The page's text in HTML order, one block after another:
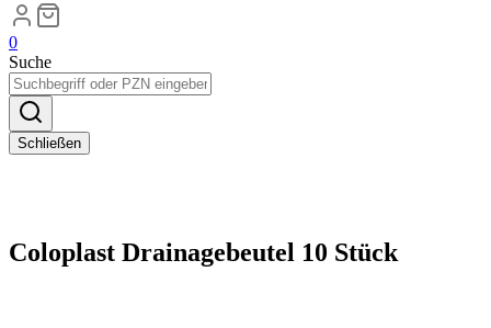
0
Suche
Schließen
Coloplast Drainagebeutel 10 Stück